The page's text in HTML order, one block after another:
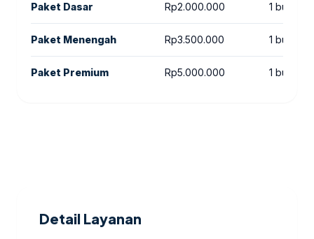
Paket Dasar Rp2.000.000 1 bulan
Paket Menengah Rp3.500.000 1 bulan
Paket Premium Rp5.000.000 1 bulan
Detail Layanan